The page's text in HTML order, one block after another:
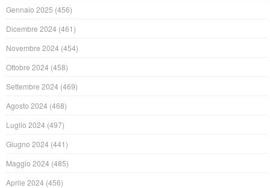
Gennaio 2025 (456)
Dicembre 2024 (461)
Novembre 2024 (454)
Ottobre 2024 (458)
Settembre 2024 (469)
Agosto 2024 (468)
Luglio 2024 (497)
Giugno 2024 (441)
Maggio 2024 (485)
Aprile 2024 (456)